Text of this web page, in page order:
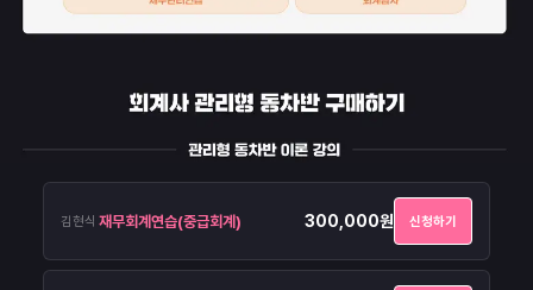
김현식 재무회계연습(중급회계) 300,000원 신청하기